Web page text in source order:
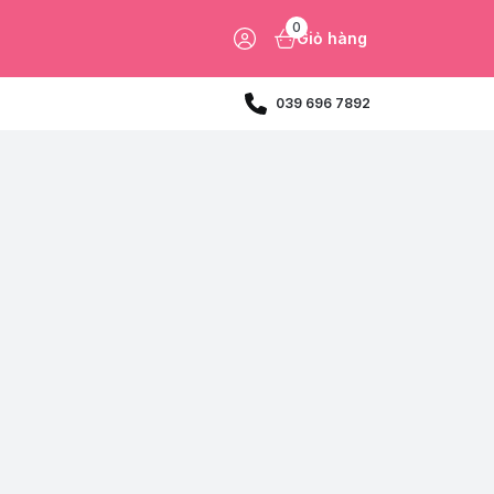
0
Giỏ hàng
039 696 7892